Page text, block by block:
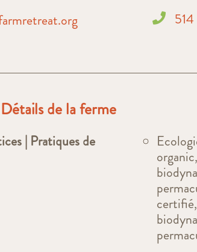
de la ferme
| Pratiques de